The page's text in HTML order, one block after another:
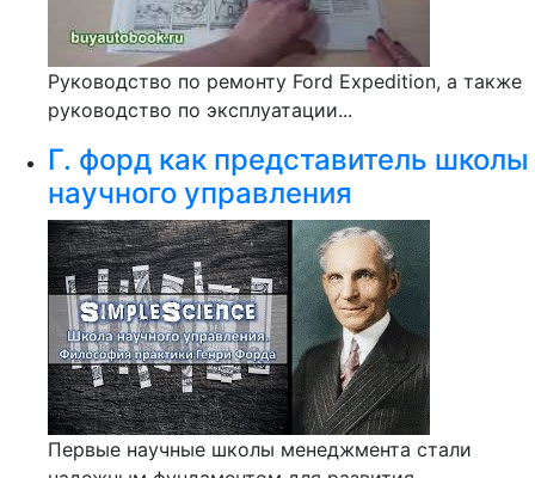
Руководство по ремонту Ford Expedition, а также
руководство по эксплуатации...
Г. форд как представитель школы
научного управления
Первые научные школы менеджмента стали